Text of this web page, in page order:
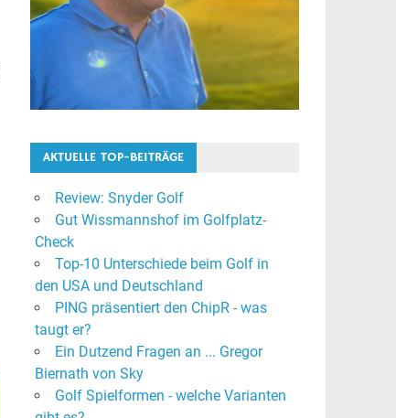
AKTUELLE TOP-BEITRÄGE
Review: Snyder Golf
Gut Wissmannshof im Golfplatz-
Check
Top-10 Unterschiede beim Golf in
den USA und Deutschland
PING präsentiert den ChipR - was
taugt er?
Ein Dutzend Fragen an ... Gregor
Biernath von Sky
Golf Spielformen - welche Varianten